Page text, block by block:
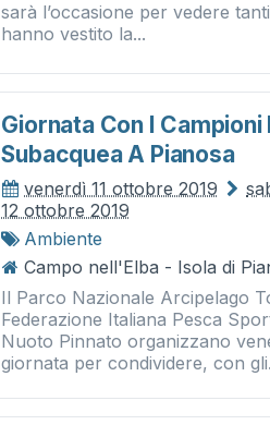
sarà l’occasione per vedere
hanno vestito la...
Giornata Con I
Subacquea A Pianosa
venerdì 11 ottobre 2019
12 ottobre 2019
Ambiente
Campo nell'Elba - Isola di
Il Parco Nazionale Arcipelago
Federazione Italiana Pesca
Nuoto Pinnato organizzano
giornata per condividere, con